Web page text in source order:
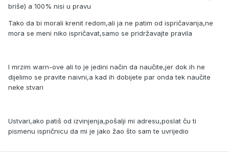
briše) a 100% nisi u pravu
Tako da bi morali krenit redom,ali ja ne patim od ispričavanja,ne
mora se meni niko ispričavat,samo se pridržavajte pravila
I mrzim warn-ove ali to je jedini način da naučite,jer dok ih ne
dijelimo se pravite naivni,a kad ih dobijete par onda tek naučite
neke stvari
Ustvari,ako patiš od izvinjenja,pošalji mi adresu,poslat ču ti
pismenu ispričnicu da mi je jako žao što sam te uvrijedio